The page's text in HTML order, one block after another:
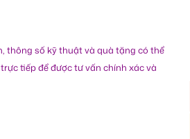
thông số kỹ thuật và quà tặng có thể
tiếp để được tư vấn chính xác và